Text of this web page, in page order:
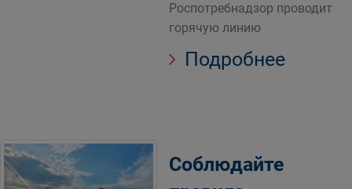
Роспотребнадзор проводит
горячую линию
Подробнее
Соблюдайте